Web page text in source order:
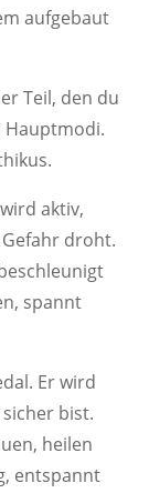
aufgebaut
Teil, den du
Hauptmodi.
aktiv,
droht.
spannt
Er wird
bist.
heilen
entspannt